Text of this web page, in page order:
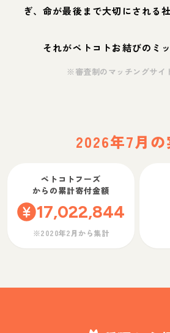
ぎ、命が最後まで大切にされる
それがペトコトお結びのミ
※審査制のマッチングサイ
2026年7月
ペトコトフーズ
からの累計寄付金額
17,022,844
※2020年2月から集計